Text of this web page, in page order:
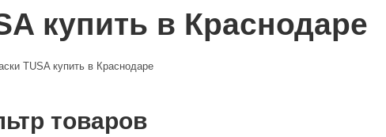
купить в Краснодаре
TUSA купить в Краснодаре
товаров